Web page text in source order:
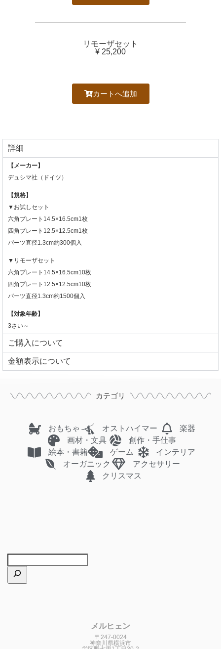
リモーザセット
¥ 25,200
カートへ追加
詳細
【メーカー】
デュシマ社（ドイツ）
【規格】
▼お試しセット
六角プレート14.5×16.5cm1枚
四角プレート12.5×12.5cm1枚
パーツ直径1.3cm約300個入
▼リモーザセット
六角プレート14.5×16.5cm10枚
四角プレート12.5×12.5cm10枚
パーツ直径1.3cm約1500個入
【対象年齢】
3さい～
ご購入について
⾦額表⽰について
カテゴリ
おもちゃ オストハイマー
楽器
画材・文具
創作・手仕事
絵本・書籍
ゲーム
インテリア
オーガニック
アクセサリー
クリスマス
メルヒェン
〒247-0024
神奈川県横浜市